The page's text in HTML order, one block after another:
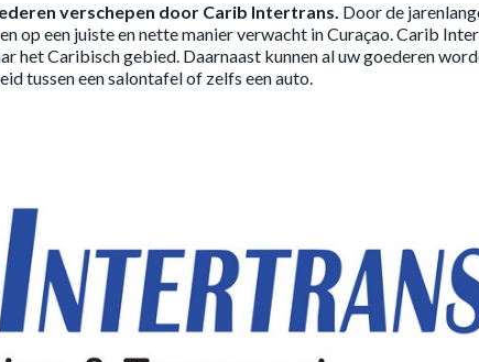
verschepen door Carib Intertrans. Door de
op een juiste en nette manier verwacht in Curaçao. Carib
het Caribisch gebied. Daarnaast kunnen al uw goederen
tussen een salontafel of zelfs een auto.